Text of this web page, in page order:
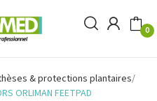
0
& protections plantaires
ORLIMAN FEETPAD